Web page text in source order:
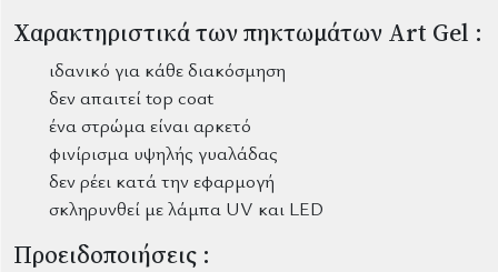
Χαρακτηριστικά των πηκτωμάτων Art Gel :
ιδανικό για κάθε διακόσμηση
δεν απαιτεί top coat
ένα στρώμα είναι αρκετό
φινίρισμα υψηλής γυαλάδας
δεν ρέει κατά την εφαρμογή
σκληρυνθεί με λάμπα UV και LED
Προειδοποιήσεις :